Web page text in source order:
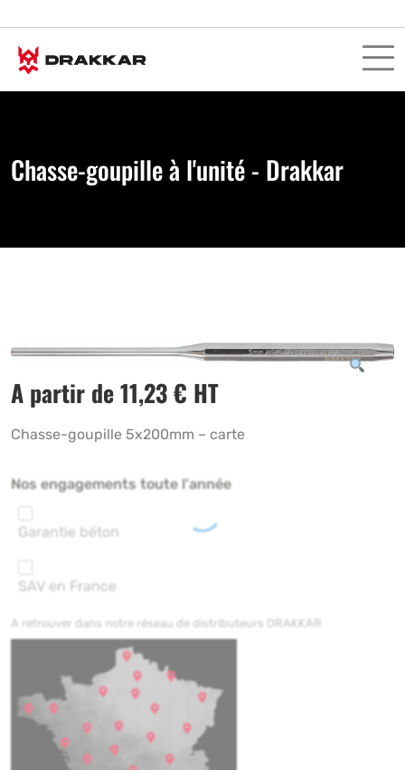
Chasse-goupille à l'unité - Drakkar
A partir de11,23€ HT
Chasse-goupille 5x200mm – carte
Nos engagements toute l'année
Garantie béton
SAV en France
A retrouver dans notre réseau de distributeurs DRAKKAR